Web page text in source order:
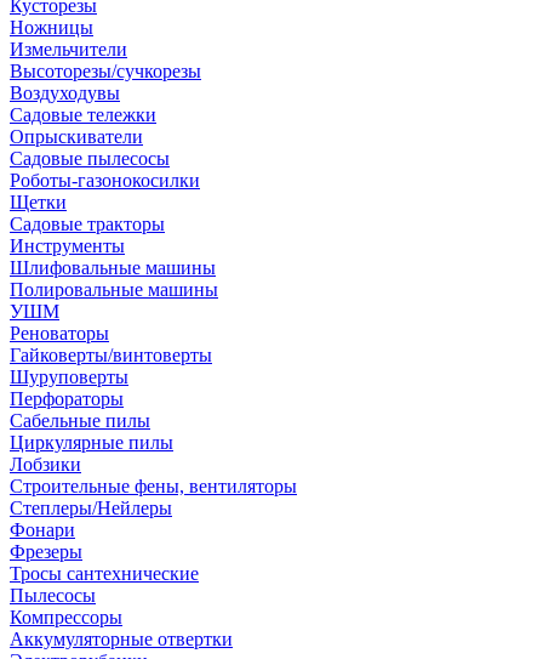
Кусторезы
Ножницы
Измельчители
Высоторезы/сучкорезы
Воздуходувы
Садовые тележки
Опрыскиватели
Садовые пылесосы
Роботы-газонокосилки
Щетки
Садовые тракторы
Инструменты
Шлифовальные машины
Полировальные машины
УШМ
Реноваторы
Гайковерты/винтоверты
Шуруповерты
Перфораторы
Сабельные пилы
Циркулярные пилы
Лобзики
Строительные фены, вентиляторы
Степлеры/Нейлеры
Фонари
Фрезеры
Тросы сантехнические
Пылесосы
Компрессоры
Аккумуляторные отвертки